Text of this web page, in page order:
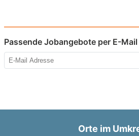
Passende Jobangebote per E-
Orte im